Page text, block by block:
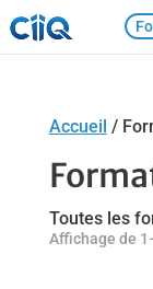
Accueil /
Toutes les
Affichage de